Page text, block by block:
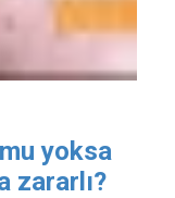
yoksa
zararlı?